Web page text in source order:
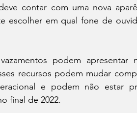
contar com uma nova
escolher em qual fone de
podem apresentar
recursos podem mudar
e podem não estar
final de 2022.